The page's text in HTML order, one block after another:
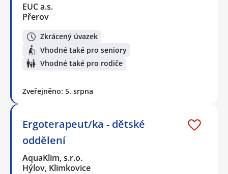
EUC a.s.
Přerov
Zkrácený úvazek
Vhodné také pro seniory
Vhodné také pro rodiče
Zveřejněno: 5. srpna
Ergoterapeut/ka - dětské
oddělení
AquaKlim, s.r.o.
Hýlov, Klimkovice